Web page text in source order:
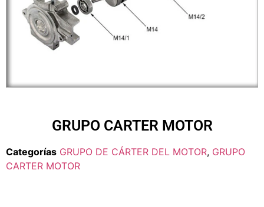
GRUPO CARTER MOTOR
Categorías GRUPO DE CÁRTER DEL MOTOR, GRUPO
CARTER MOTOR